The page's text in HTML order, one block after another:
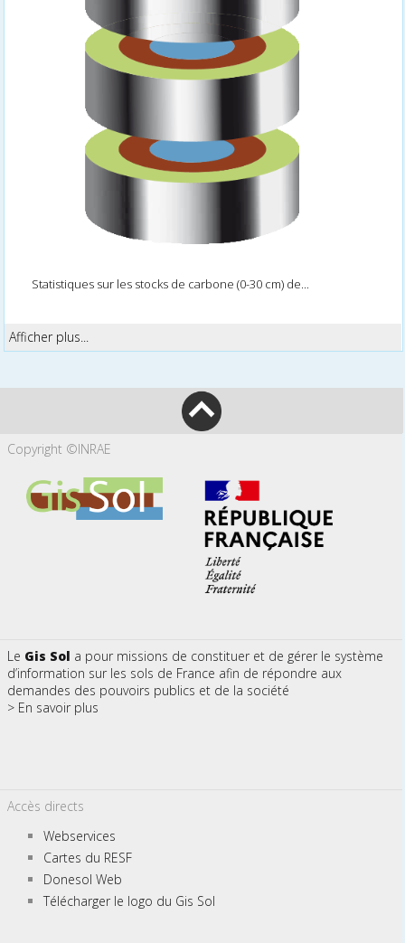
Statistiques sur les stocks de carbone (0-30 cm) de...
Afficher plus...
Copyright ©INRAE
Le Gis Sol a pour missions de constituer et de gérer le système
d’information sur les sols de France afin de répondre aux
demandes des pouvoirs publics et de la société
> En savoir plus
Accès directs
Webservices
Cartes du RESF
Donesol Web
Télécharger le logo du Gis Sol